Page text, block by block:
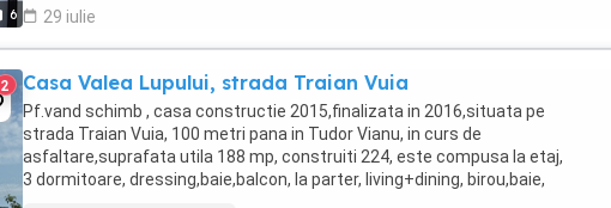
6
29 iulie
2 Casa Valea Lupului, strada Traian Vuia
Pf.vand schimb , casa constructie 2015,finalizata in 2016,situata pe
strada Traian Vuia, 100 metri pana in Tudor Vianu, in curs de
asfaltare,suprafata utila 188 mp, construiti 224, este compusa la etaj,
3 dormitoare, dressing,baie,balcon, la parter, living+dining, birou,baie,